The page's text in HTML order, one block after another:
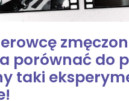
porównać do
taki